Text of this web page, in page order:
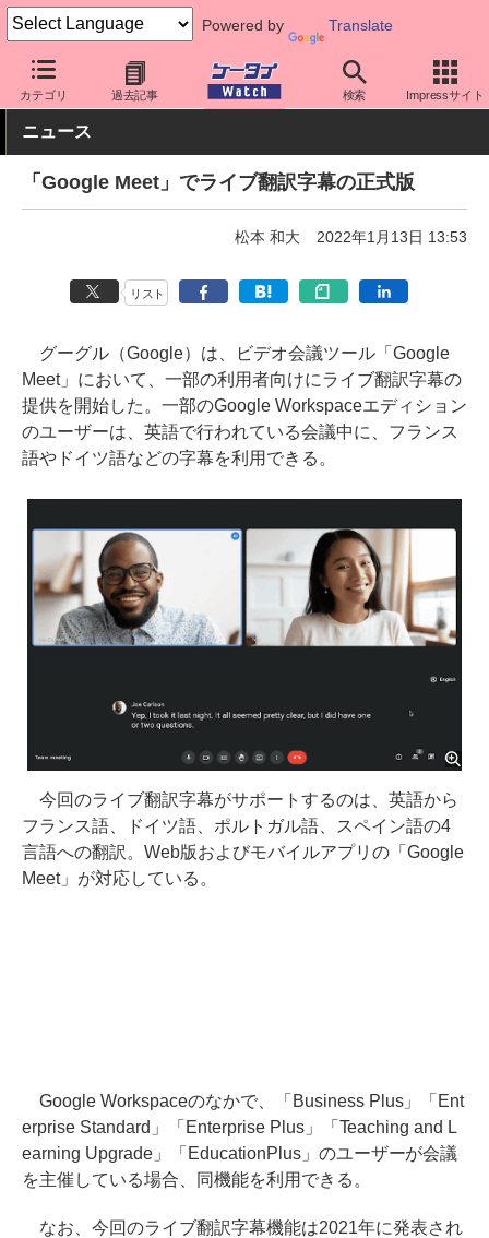
Powered by Translate
カテゴリ 過去記事 検索 Impressサイト
ケータイ Watch アプリ・サービス テレワーク/在宅勤務
ニュース
「Google Meet」でライブ翻訳字幕の正式版
松本 和大 2022年1月13日 13:53
リスト
グーグル（Google）は、ビデオ会議ツール「Google
Meet」において、一部の利用者向けにライブ翻訳字幕の
提供を開始した。一部のGoogle Workspaceエディション
のユーザーは、英語で行われている会議中に、フランス
語やドイツ語などの字幕を利用できる。
今回のライブ翻訳字幕がサポートするのは、英語から
フランス語、ドイツ語、ポルトガル語、スペイン語の4
言語への翻訳。Web版およびモバイルアプリの「Google
Meet」が対応している。
Google Workspaceのなかで、「Business Plus」「Ent
erprise Standard」「Enterprise Plus」「Teaching and L
earning Upgrade」「EducationPlus」のユーザーが会議
を主催している場合、同機能を利用できる。
なお、今回のライブ翻訳字幕機能は2021年に発表され